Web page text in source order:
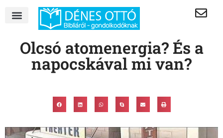
Olcsó atomenergia? És a
napocskával mi van?